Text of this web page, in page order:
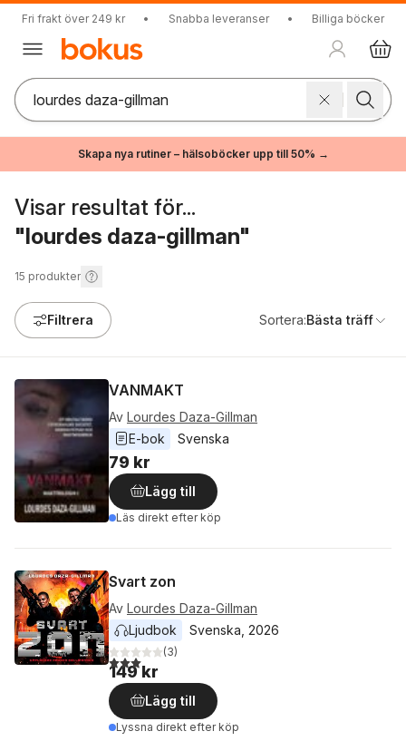
Fri frakt över 249 kr • Snabba leveranser • Billiga böcker
Skapa nya rutiner – hälsoböcker upp till 50% →
Visar resultat för...
"lourdes daza-gillman"
15 produkter
Filtrera Sortera:Bästa träff
VANMAKT
Av Lourdes Daza-Gillman
E-bok
Svenska
79 kr
Lägg till
Läs direkt efter köp
Svart zon
Av Lourdes Daza-Gillman
Ljudbok
Svenska 2026
3,0utav 5 stjärnor. Totalt antal röster:
(3)
149 kr
Lägg till
Lyssna direkt efter köp